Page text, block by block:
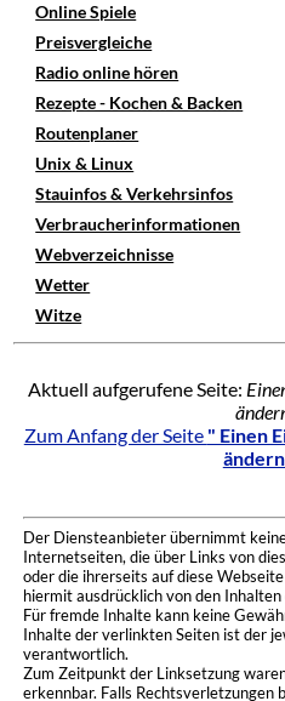
Online Spiele
Preisvergleiche
Radio online hören
Rezepte - Kochen & Backen
Routenplaner
Unix & Linux
Stauinfos & Verkehrsinfos
Verbraucherinformationen
Webverzeichnisse
Wetter
Witze
Aktuell aufgerufene Seite:
Zum Anfang der Seite " Einen
Der Diensteanbieter übernimmt
Internetseiten, die über Links von
oder die ihrerseits auf diese
hiermit ausdrücklich von den
Für fremde Inhalte kann keine
Inhalte der verlinkten Seiten ist der
verantwortlich.
Zum Zeitpunkt der Linksetzung
erkennbar. Falls Rechtsverletzungen